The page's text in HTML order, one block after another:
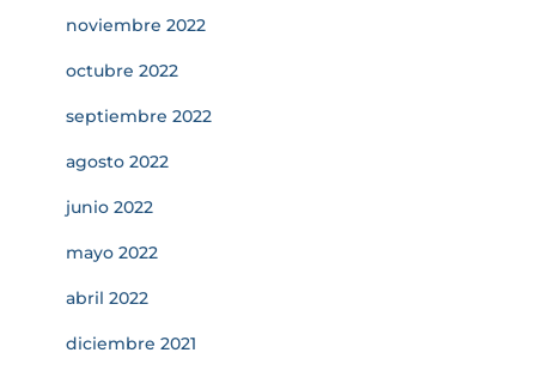
noviembre 2022
octubre 2022
septiembre 2022
agosto 2022
junio 2022
mayo 2022
abril 2022
diciembre 2021